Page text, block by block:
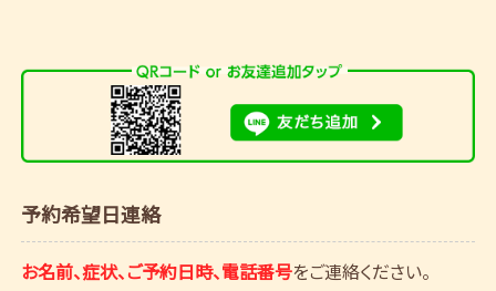
予約希望日連絡
お名前、症状、ご予約日時、電話番号をご連絡ください。